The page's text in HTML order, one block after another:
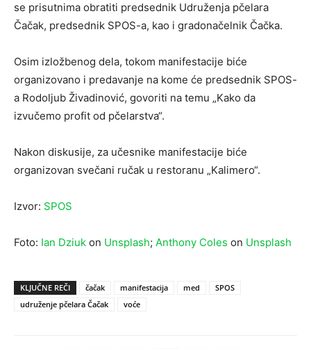
se prisutnima obratiti predsednik Udruženja pčelara
Čačak, predsednik SPOS-a, kao i gradonačelnik Čačka.
Osim izložbenog dela, tokom manifestacije biće
organizovano i predavanje na kome će predsednik SPOS-
a Rodoljub Živadinović, govoriti na temu „Kako da
izvučemo profit od pčelarstva“.
Nakon diskusije, za učesnike manifestacije biće
organizovan svečani ručak u restoranu „Kalimero“.
Izvor: SPOS
Foto: Ian Dziuk on Unsplash; Anthony Coles on Unsplash
KLJUČNE REČI čačak manifestacija med
SPOS
udruženje pčelara Čačak
voće